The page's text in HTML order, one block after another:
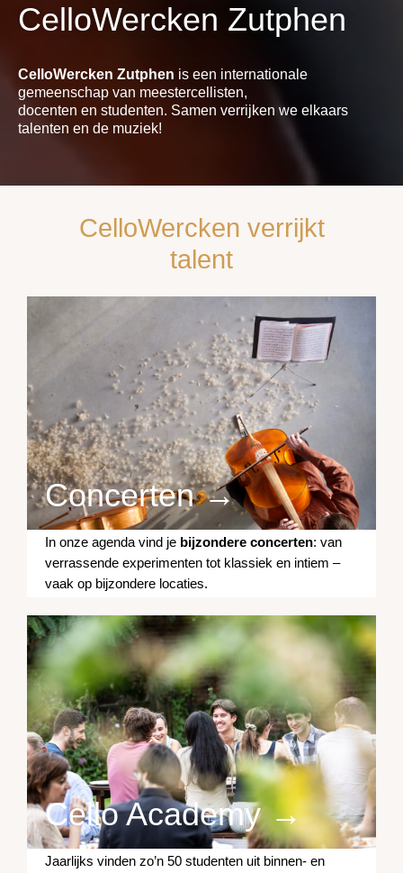
CelloWercken Zutphen
CelloWercken Zutphen is een internationale
gemeenschap van meestercellisten,
docenten en studenten. Samen verrijken we elkaars
talenten en de muziek!
CelloWercken verrijkt
talent
Concerten →
In onze agenda vind je bijzondere concerten: van
verrassende experimenten tot klassiek en intiem –
vaak op bijzondere locaties.
Cello Academy →
Jaarlijks vinden zo’n 50 studenten uit binnen- en